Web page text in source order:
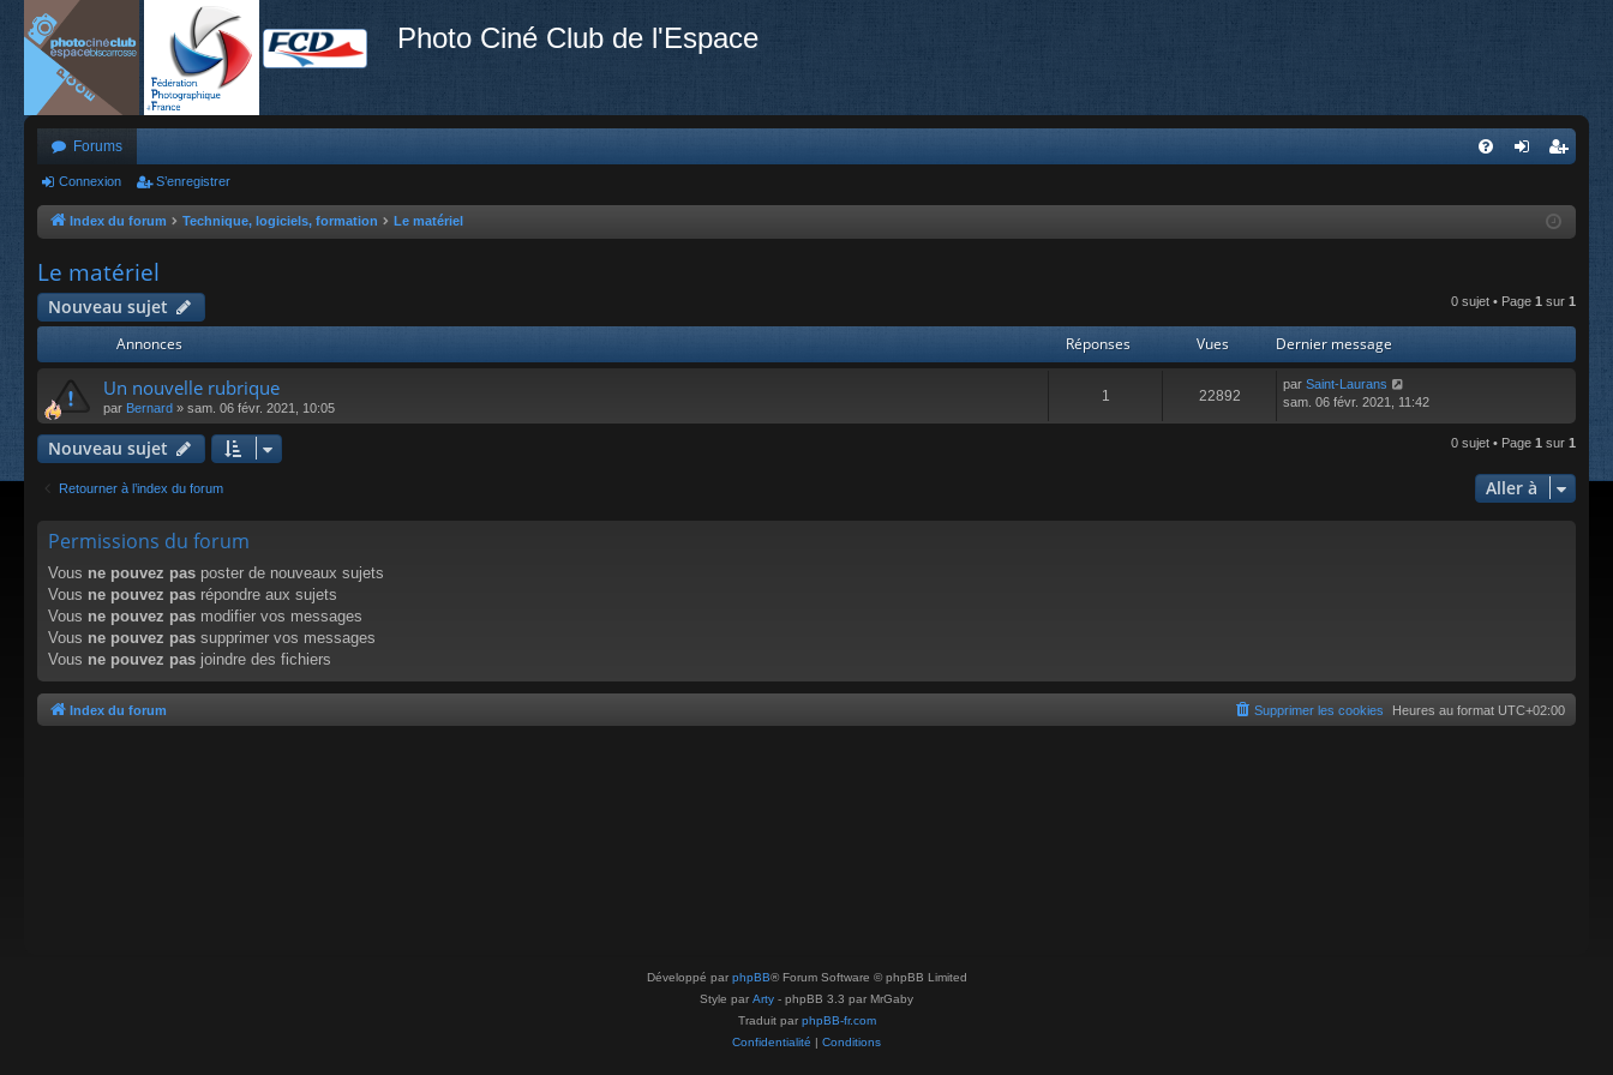
Photo Ciné Club de l'Espace
Forums
nr
re
r
Connexion S’enregistrer
Index du forum Technique, logiciels, formation Le matériel
Le matériel
Nouveau sujet 0 sujet • Page 1 sur 1
Annonces Réponses Vues Dernier message
Un nouvelle rubrique
par Bernard » sam. 06 févr. 2021, 10:05
1 22892
par Saint-Laurans
sam. 06 févr. 2021, 11:42
Nouveau sujet 0 sujet • Page 1 sur 1
Retourner à l’index du forum Aller à
Permissions du forum
Vous ne pouvez pas poster de nouveaux sujets
Vous ne pouvez pas répondre aux sujets
Vous ne pouvez pas modifier vos messages
Vous ne pouvez pas supprimer vos messages
Vous ne pouvez pas joindre des fichiers
Index du forum Heures au format UTC+02:00
Supprimer les cookies
Développé par phpBB® Forum Software © phpBB Limited
Style par Arty - phpBB 3.3 par MrGaby
Traduit par phpBB-fr.com
Confidentialité | Conditions